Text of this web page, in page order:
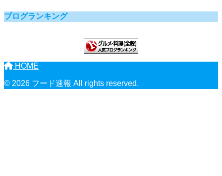
ブログランキング
HOME
© 2026 フード速報 All rights reserved.